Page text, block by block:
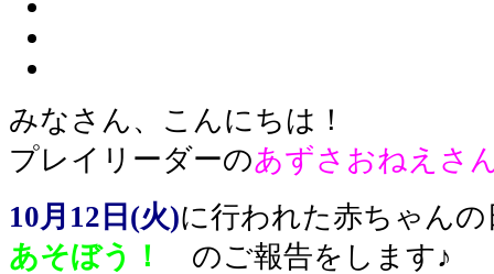
みなさん、こんにちは！
プレイリーダーのあずさおねえさ
10月12日(火)に行われた赤ちゃん
あそぼう！
のご報告をします♪